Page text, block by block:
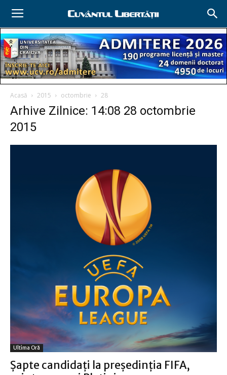
Acasă 2015 octombrie 28
Arhive Zilnice: 14:08 28 octombrie
2015
Ultima Oră
Şapte candidaţi la preşedinţia FIFA,